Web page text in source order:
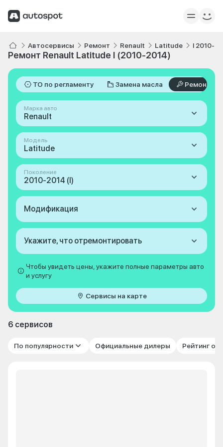
Автосервисы Ремонт Renault Latitude I 2010-
Ремонт Renault Latitude I (2010-2014)
ТО по регламенту Замена масла Ремонт
Марка авто
Renault
Модель
Latitude
Поколение
2010-2014 (I)
Модификация
Укажите, что отремонтировать
Чтобы увидеть цены, укажите полные параметры авто
и услугу
Сервисы на карте
6 сервисов
По популярности Официальные дилеры Рейтинг